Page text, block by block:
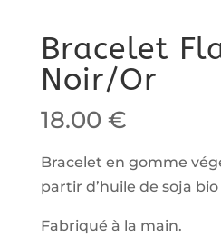
Bracelet
Noir/Or
18.00 €
Bracelet en gomme
partir d’huile de soja bio
Fabriqué à la main.